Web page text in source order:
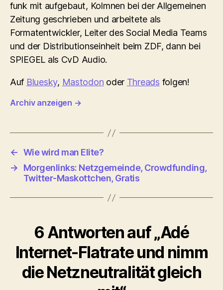
funk mit aufgebaut, Kolmnen bei der Allgemeinen
Zeitung geschrieben und arbeitete als
Formatentwickler, Leiter des Social Media Teams
und der Distributionseinheit beim ZDF, dann bei
SPIEGEL als CvD Audio.
Auf Bluesky, Mastodon oder Threads folgen!
Archiv anzeigen →
← Wie wird man Elite?
→
Morgenlinks: Netzgemeinde, Crowdfunding,
Twitter-Maskottchen, Gratis
6 Antworten auf „Adé
Internet-Flatrate und nimm
die Netzneutralität gleich